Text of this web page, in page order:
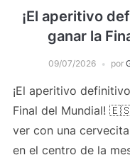
¡El aperitivo
ganar la
09/07/2026 por
¡El aperitivo
Final del Mundial!
ver con una
en el centro de la